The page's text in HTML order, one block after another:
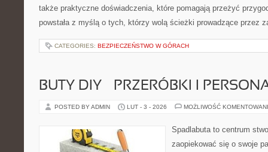
także praktyczne doświadczenia, które pomagają przeżyć
powstała z myślą o tych, którzy wolą ścieżki prowadzące przez
CATEGORIES: BEZPIECZEŃSTWO W GÓRACH
BUTY DIY – PRZERÓBKI I
POSTED BY ADMIN LUT - 3 - 2026 MOŻLIWOŚĆ
Spadlabuta to centrum
zaopiekować się o swoje